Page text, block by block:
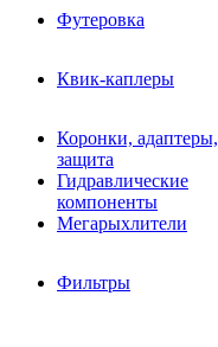
Футеровка
Квик-каплеры
Коронки, адаптеры,
защита
Гидравлические
компоненты
Мегарыхлители
Фильтры